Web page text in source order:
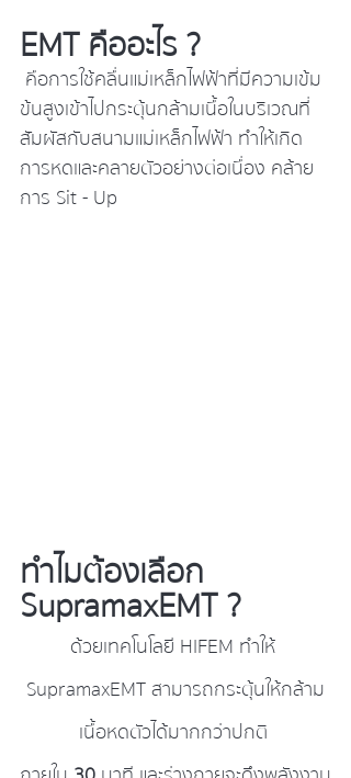
EMT คืออะไร ?
ข้นสูงเข้าไปกระตุ้นกล้ามเนื้อในบริเวณที่
สัมผัสกับสนามแม่เหล็กไฟฟ้า ทำให้เกิด
การหดและคลายตัวอย่างต่อเนื่อง คล้าย
การ Sit - Up
ทำไมต้องเลือก
SupramaxEMT ?
ด้วยเทคโนโลยี HIFEM ทำให้
SupramaxEMT สามารถกระตุ้นให้กล้าม
เนื้อหดตัวได้มากกว่าปกติ